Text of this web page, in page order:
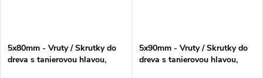
5x80mm - Vruty / Skrutky do
dreva s tanierovou hlavou,
5x90mm - Vruty / Skrutky do
dreva s tanierovou hlavou,